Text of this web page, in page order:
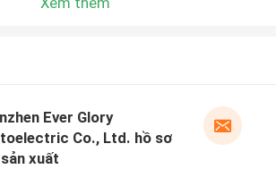
Ever Glory
Co., Ltd. hồ sơ
xuất